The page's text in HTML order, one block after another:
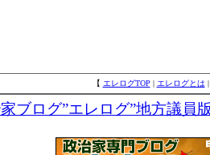
【 エレログTOP | エレログとは
ブログ”エレログ”地方議員